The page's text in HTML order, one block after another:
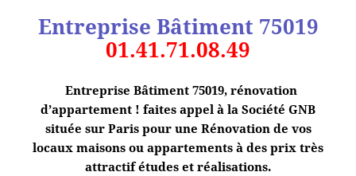
Entreprise Bâtiment 75019
01.41.71.08.49
Entreprise Bâtiment 75019, rénovation
d’appartement ! faites appel à la Société GNB
située sur Paris pour une Rénovation de vos
locaux maisons ou appartements à des prix très
attractif études et réalisations.